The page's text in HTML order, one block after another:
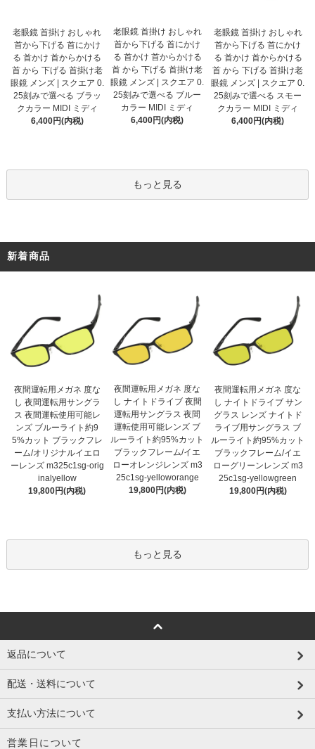
老眼鏡 首掛け おしゃれ
首から下げる 首にかけ
る 首かけ 首からかける
首 から 下げる 首掛け老
眼鏡 メンズ | スクエア 0.
25刻みで選べる ブラッ
クカラー MIDI ミディ
6,400円(内税)
老眼鏡 首掛け おしゃれ
首から下げる 首にかけ
る 首かけ 首からかける
首 から 下げる 首掛け老
眼鏡 メンズ | スクエア 0.
25刻みで選べる ブルー
カラー MIDI ミディ
6,400円(内税)
老眼鏡 首掛け おしゃれ
首から下げる 首にかけ
る 首かけ 首からかける
首 から 下げる 首掛け老
眼鏡 メンズ | スクエア 0.
25刻みで選べる スモー
クカラー MIDI ミディ
6,400円(内税)
もっと見る
新着商品
夜間運転用メガネ 度な
し 夜間運転用サングラ
ス 夜間運転使用可能レ
ンズ ブルーライト約9
5%カット ブラックフレ
ーム/オリジナルイエロ
ーレンズ m325c1sg-orig
inalyellow
19,800円(内税)
夜間運転用メガネ 度な
し ナイトドライブ 夜間
運転用サングラス 夜間
運転使用可能レンズ ブ
ルーライト約95%カット
ブラックフレーム/イエ
ローオレンジレンズ m3
25c1sg-yelloworange
19,800円(内税)
夜間運転用メガネ 度な
し ナイトドライブ サン
グラス レンズ ナイトド
ライブ用サングラス ブ
ルーライト約95%カット
ブラックフレーム/イエ
ローグリーンレンズ m3
25c1sg-yellowgreen
19,800円(内税)
もっと見る
返品について
配送・送料について
支払い方法について
営業日について